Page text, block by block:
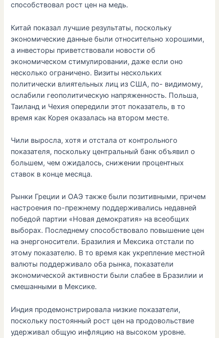
способствовал рост цен на медь.
Китай показал лучшие результаты, поскольку
экономические данные были относительно хорошими,
а инвесторы приветствовали новости об
экономическом стимулировании, даже если оно
несколько ограничено. Визиты нескольких
политически влиятельных лиц из США, по- видимому,
ослабили геополитическую напряженность. Польша,
Таиланд и Чехия опередили этот показатель, в то
время как Корея оказалась на втором месте.
Чили выросла, хотя и отстала от контрольного
показателя, поскольку центральный банк объявил о
большем, чем ожидалось, снижении процентных
ставок в конце месяца.
Рынки Греции и ОАЭ также были позитивными, причем
настроения по-прежнему поддерживались недавней
победой партии «Новая демократия» на всеобщих
выборах. Последнему способствовало повышение цен
на энергоносители. Бразилия и Мексика отстали по
этому показателю. В то время как укрепление местной
валюты поддерживало оба рынка, показатели
экономической активности были слабее в Бразилии и
смешанными в Мексике.
Индия продемонстрировала низкие показатели,
поскольку постоянный рост цен на продовольствие
удерживал общую инфляцию на высоком уровне.